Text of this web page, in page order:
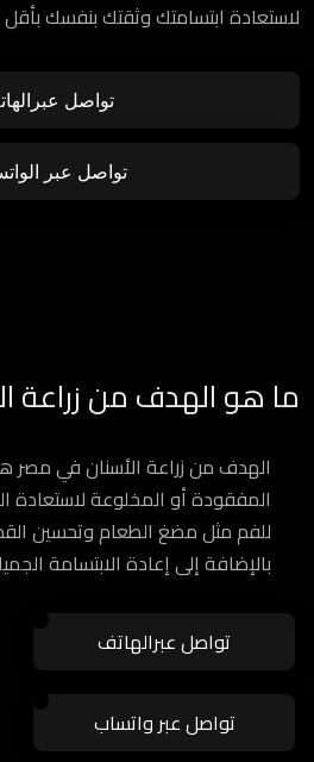
لاستعادة ابتسامتك وثقتك بنفسك
تواصل
تواصل عبر
ما هو الهدف من زراعة
الهدف من زراعة الأسنان في مصر
المفقودة أو المخلوعة لاستعادة
للفم مثل مضغ الطعام وتحسين
بالإضافة إلى إعادة الابتسامة
تواصل عبرالهاتف
تواصل عبر واتساب